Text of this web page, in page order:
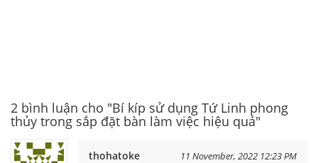
2 bình luận cho "Bí kíp sử dụng Tứ Linh phong
thủy trong sắp đặt bàn làm việc hiệu quả"
thohatoke 11 November, 2022 12:23 PM